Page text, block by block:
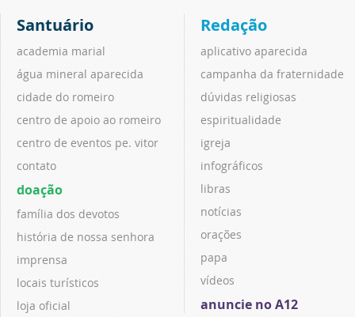
Santuário
academia marial
água mineral aparecida
cidade do romeiro
centro de apoio ao romeiro
centro de eventos pe. vitor
contato
doação
família dos devotos
história de nossa senhora
imprensa
locais turísticos
loja oficial
Redação
aplicativo aparecida
campanha da fraternidade
dúvidas religiosas
espiritualidade
igreja
infográficos
libras
notícias
orações
papa
vídeos
anuncie no A12